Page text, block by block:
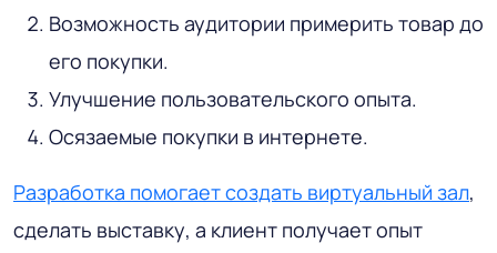
Возможность аудитории примерить товар до
его покупки.
Улучшение пользовательского опыта.
Осязаемые покупки в интернете.
Разработка помогает создать виртуальный зал,
сделать выставку, а клиент получает опыт